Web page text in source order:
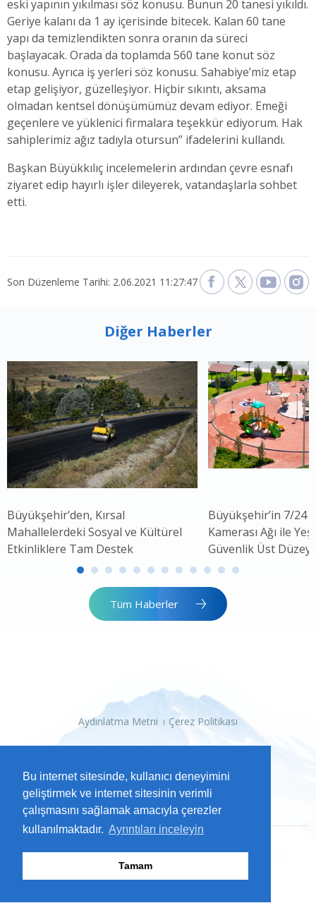
Bu internet sitesinde, kullanıcı deneyimini
geliştirmek ve internet sitesinin verimli
çalışmasını sağlamak amacıyla çerezler
kullanılmaktadır. Ayrıntıları inceleyin
Tamam
eski yapının yıkılması söz konusu. Bunun 20 tanesi yıkıldı.
Geriye kalanı da 1 ay içerisinde bitecek. Kalan 60 tane
yapı da temizlendikten sonra oranın da süreci
başlayacak. Orada da toplamda 560 tane konut söz
konusu. Ayrıca iş yerleri söz konusu. Sahabiye’miz etap
etap gelişiyor, güzelleşiyor. Hiçbir sıkıntı, aksama
olmadan kentsel dönüşümümüz devam ediyor. Emeği
geçenlere ve yüklenici firmalara teşekkür ediyorum. Hak
sahiplerimiz ağız tadıyla otursun” ifadelerini kullandı.
Başkan Büyükkılıç incelemelerin ardından çevre esnafı
ziyaret edip hayırlı işler dileyerek, vatandaşlarla sohbet
etti.
Son Düzenleme Tarihi: 2.06.2021 11:27:47
Diğer Haberler
Büyükşehir’den, Kırsal
Mahallelerdeki Sosyal ve Kültürel
Etkinliklere Tam Destek
Büyükşehir’in 7/24
Kamerası Ağı ile
Güvenlik Üst
Tüm Haberler
Aydınlatma Metni Çerez Politikası
2026 Kayseri Büyükşehir Belediyesi